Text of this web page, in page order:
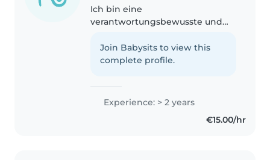
Ich bin eine
verantwortungsbewusste und
Jahren Erfahrung in der
Betreuung von Vorschulkindern,
Join Babysits to view this
complete profile.
Experience: > 2 years
€15.00/hr